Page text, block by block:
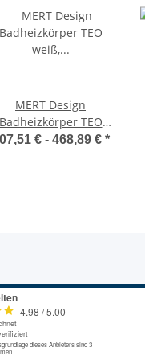
MERT Design
Badheizkörper TEO
Flachheizkörper,
€ - 468,89 € *